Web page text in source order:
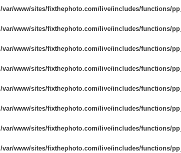
/var/www/sites/fixthephoto.com/live/includes/functions/
/var/www/sites/fixthephoto.com/live/includes/functions/
/var/www/sites/fixthephoto.com/live/includes/functions/
/var/www/sites/fixthephoto.com/live/includes/functions/
/var/www/sites/fixthephoto.com/live/includes/functions/
/var/www/sites/fixthephoto.com/live/includes/functions/
/var/www/sites/fixthephoto.com/live/includes/functions/
/var/www/sites/fixthephoto.com/live/includes/functions/